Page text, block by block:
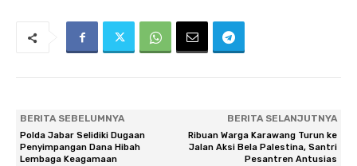
BERITA SEBELUMNYA
Polda Jabar Selidiki Dugaan
Penyimpangan Dana Hibah
Lembaga Keagamaan
BERITA SELANJUTNYA
Ribuan Warga Karawang Turun ke
Jalan Aksi Bela Palestina, Santri
Pesantren Antusias